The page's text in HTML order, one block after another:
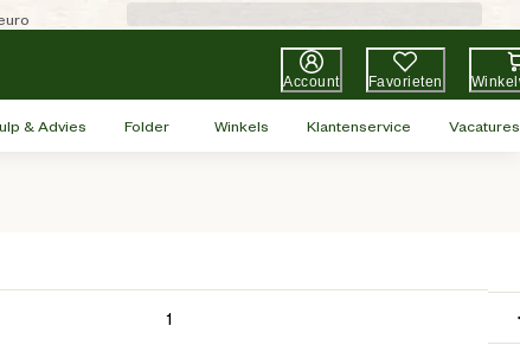
Account Favorieten
& Advies Folder Winkels Klantenservice Vacatures